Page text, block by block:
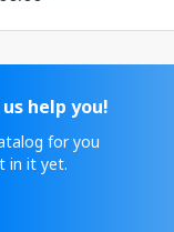
help you!
for you
in it yet.